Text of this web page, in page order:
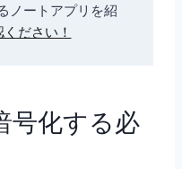
ノートアプリを紹
ださい！
号化する必